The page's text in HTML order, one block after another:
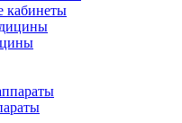
кабинеты